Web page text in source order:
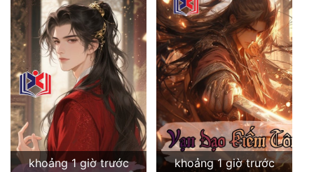
khoảng 1 giờ trước
khoảng 1 giờ trước